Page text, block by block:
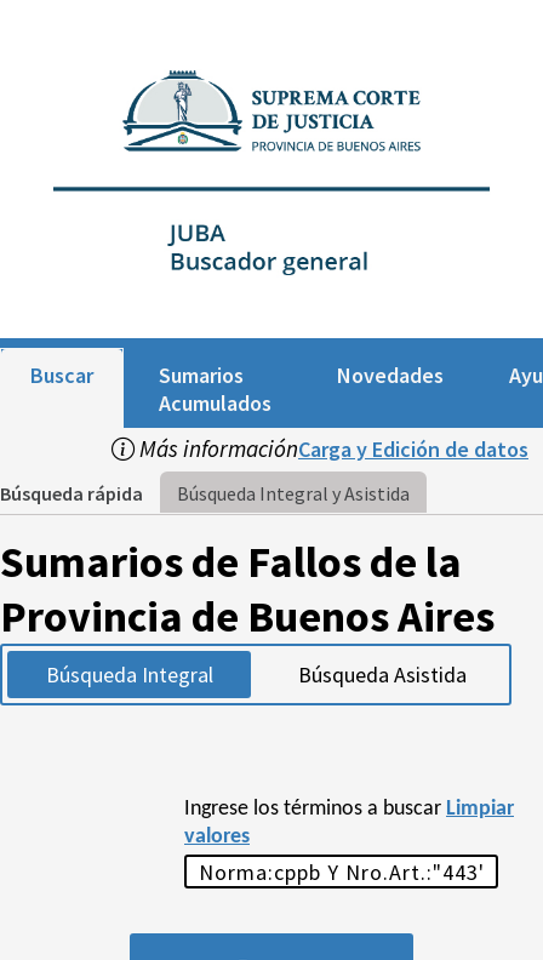
Buscar
Sumarios
Acumulados
Novedades
Más informaciónCarga y Edición de datos
Búsqueda rápida Búsqueda Integral y Asistida
Sumarios de Fallos de la
Provincia de Buenos Aires
Búsqueda Integral Búsqueda Asistida
Ingrese los términos a buscar Limpiar
valores